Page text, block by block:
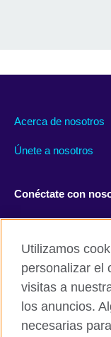
Acerca de nosotros
Únete a nosotros
Conéctate con
British Council global
Utilizamos
personalizar el
visitas a
los anuncios.
necesarias